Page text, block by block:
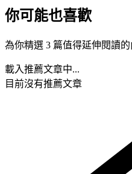
你可能也喜歡
為你精選 3 篇值得延伸閱讀
載入推薦文章中...
目前沒有推薦文章